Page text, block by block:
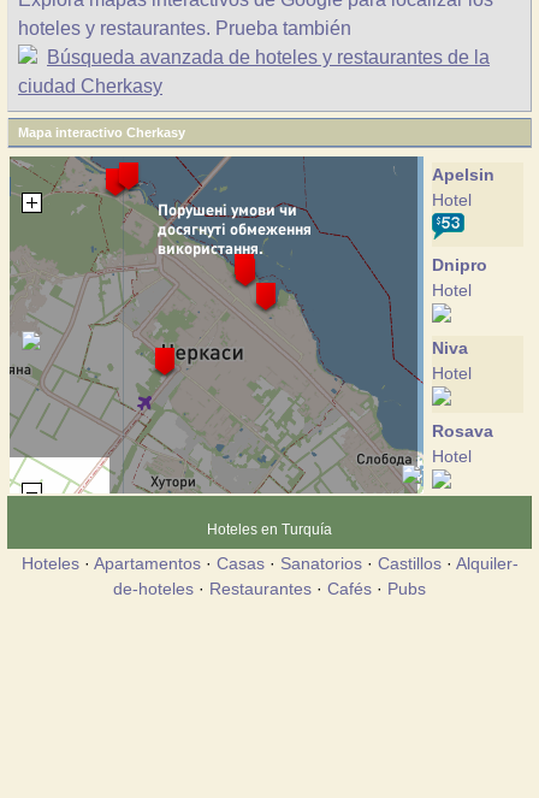
hoteles y restaurantes. Prueba también
Búsqueda avanzada de hoteles y restaurantes de la
ciudad Cherkasy
Mapa interactivo Cherkasy
Apelsin
Hotel
Dnipro
Hotel
Niva
Hotel
Rosava
Hotel
Hoteles en Turquía
Hoteles· Apartamentos· Casas· Sanatorios· Castillos· Alquiler-
de-hoteles · Restaurantes · Cafés · Pubs